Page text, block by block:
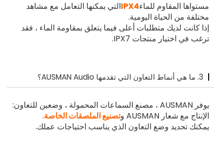
مستواها المقاوم للماءIPX4التي يمكنها التعامل مع مشاهد
مختلفة من الحياة اليومية.
إذا كانت لديك متطلبات أعلى فيما يتعلق بمقاومة الماء ، فقد
ترغب في اختيار منتجات IPX7.
3. ما هي أنماط التعاون التي تقدمها AUSMAN Audio؟
يوفر AUSMAN ، مصنع السماعات المحمولة ، وضعين للتعاون:
الإنتاج مع شعار AUSMAN و
تصنيع الملصقات الخاصة.
يمكنك تحديد وضع التعاون الذي يناسب احتياجات عملك.